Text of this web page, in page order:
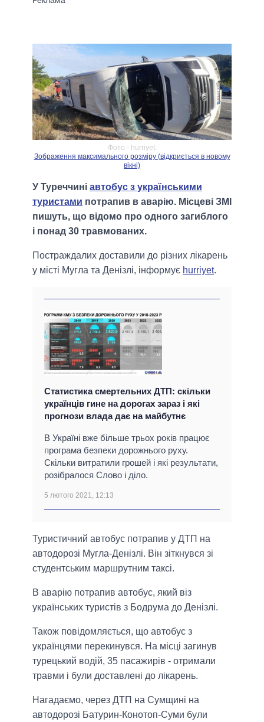
Фото - hurriyet.
Зображення максимального розміру (відкриється в новому
вікні)
У Туреччині автобус з українськими
туристами потрапив в аварію. Місцеві ЗМІ
пишуть, що відомо про одного загиблого
і понад 30 травмованих.
Постраждалих доставили до різних лікарень
у місті Мугла та Денізлі, інформує hurriyet.
Статистика смертельних ДТП: скільки
українців гине на дорогах зараз і які
прогнози влада дає на майбутнє
В Україні вже більше трьох років працює
програма безпеки дорожнього руху.
Скільки витратили грошей і які результати,
розібралося Слово і діло.
5 лютого 2021, 12:13
Туристичний автобус потрапив у ДТП на
автодорозі Мугла-Денізлі. Він зіткнувся зі
студентським маршрутним таксі.
В аварію потрапив автобус, який віз
українських туристів з Бодрума до Денізлі.
Також повідомляється, що автобус з
українцями перекинувся. На місці загинув
турецький водій, 35 пасажирів - отримали
травми і були доставлені до лікарень.
Нагадаємо, через ДТП на Сумщині на
автодорозі Батурин-Конотоп-Суми були